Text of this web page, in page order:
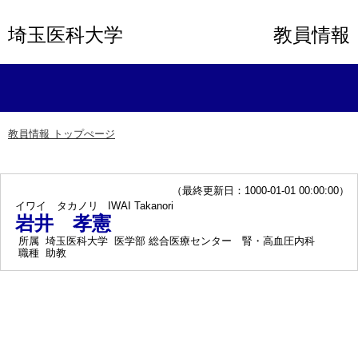
埼玉医科大学 教員情報
教員情報 トップぺージ
（最終更新日：1000-01-01 00:00:00）
イワイ タカノリ
IWAI Takanori
岩井 孝憲
所属 埼玉医科大学 医学部 総合医療センター 腎・高血圧内科
職種 助教